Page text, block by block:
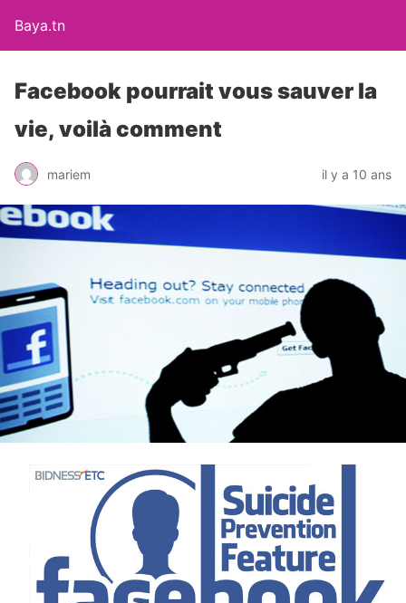
Baya.tn
Facebook pourrait vous sauver la
vie, voilà comment
mariem il y a 10 ans